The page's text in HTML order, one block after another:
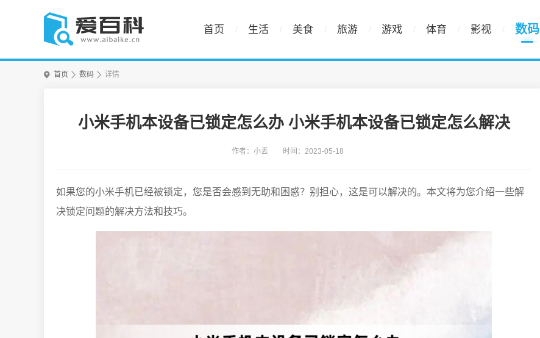
首页 生活 美食 旅游 游戏 体育 影视 数码
首页 数码 详情
小米手机本设备已锁定怎么办 小米手机本设备已锁定怎么解决
作者：小丢 时间：2023-05-18
如果您的小米手机已经被锁定，您是否会感到无助和困惑？别担心，这是可以解决的。本文将为您介绍一些解
决锁定问题的解决方法和技巧。